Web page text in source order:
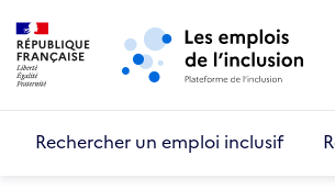
Aller au menu principal
Rechercher un emploi inclusif